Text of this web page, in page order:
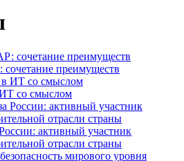
преимуществ
со смыслом
активный участник
отрасли страны